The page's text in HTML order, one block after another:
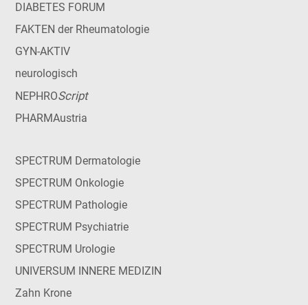
DIABETES FORUM
FAKTEN der Rheumatologie
GYN-AKTIV
neurologisch
NEPHROScript
PHARMAustria
SPECTRUM Dermatologie
SPECTRUM Onkologie
SPECTRUM Pathologie
SPECTRUM Psychiatrie
SPECTRUM Urologie
UNIVERSUM INNERE MEDIZIN
Zahn Krone